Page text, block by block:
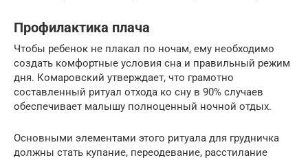
Профилактика плача
Чтобы ребенок не плакал по ночам, ему необходимо
создать комфортные условия сна и правильный режим
дня. Комаровский утверждает, что грамотно
составленный ритуал отхода ко сну в 90% случаев
обеспечивает малышу полноценный ночной отдых.
Основными элементами этого ритуала для грудничка
должны стать купание, переодевание, расстилание